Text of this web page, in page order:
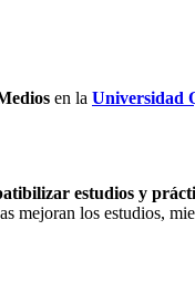
en la Universidad
estudios y
mejoran los estudios,